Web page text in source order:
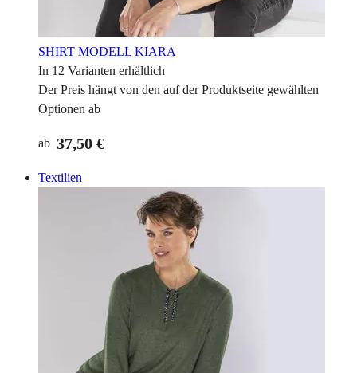
SHIRT MODELL KIARA
In 12 Varianten erhältlich
Der Preis hängt von den auf der Produktseite gewählten
Optionen ab
ab 37,50 €
Textilien